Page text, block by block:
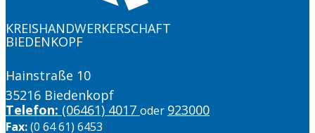
KREISHANDW​ERKERSCHAFT
BIEDENKOPF
Hainstraße 10
35216 Biedenkopf
Telefon: (06461) 4017 oder 923000
Fax:(0 64 61) 6453